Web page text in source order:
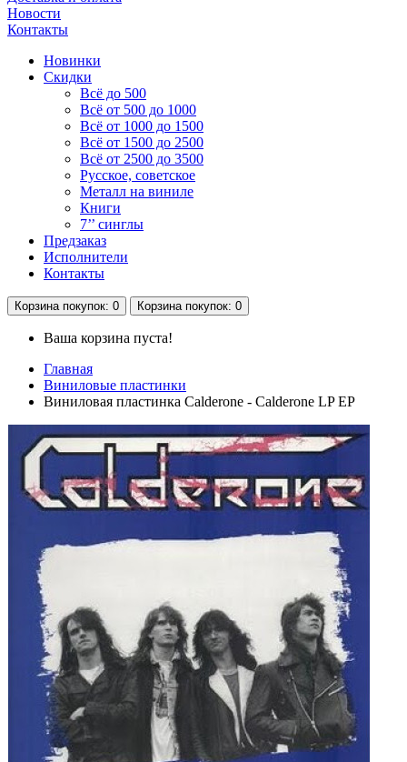
Новости
Контакты
Новинки
Скидки
Всё до 500
Всё от 500 до 1000
Всё от 1000 до 1500
Всё от 1500 до 2500
Всё от 2500 до 3500
Русское, советское
Металл на виниле
Книги
7’’ синглы
Предзаказ
Исполнители
Контакты
Корзина покупок: 0 Корзина покупок: 0
Ваша корзина пуста!
Главная
Виниловые пластинки
Виниловая пластинка Calderone - Calderone LP EP